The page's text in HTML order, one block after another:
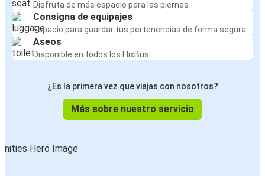
Disfruta de más espacio para las piernas
Consigna de equipajes
Espacio para guardar tus pertenencias de forma segura
Aseos
Disponible en todos los FlixBus
¿Es la primera vez que viajas con nosotros?
Más sobre nuestro servicio